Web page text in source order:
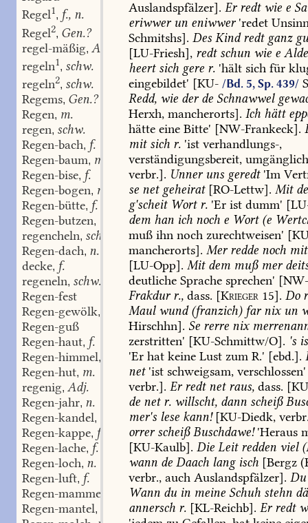
Regel1, f., n.
Regel2, Gen.?
regel-mäßig, Adj.
regeln1, schw.
regeln2, schw.
Regems, Gen.?
Regen, m.
regen, schw.
Regen-bach, f.
Regen-baum, m.
Regen-bise, f.
Regen-bogen, m.
Regen-bütte, f.
Regen-butzen,
regencheln, schw.
Regen-dach, n.
decke, f.
regeneln, schw.
Regen-fest
Regen-gewölk,
Regen-guß
Regen-haut, f.
Regen-himmel,
Regen-hut, m.
regenig, Adj.
Regen-jahr, n.
Regen-kandel,
Regen-kappe, f.
Regen-lache, f.
Regen-loch, n.
Regen-luft, f.
Regen-mamme
Regen-mantel,
Auslandspfälzer]. Erredtwie e
eriwwerun eniwwer'redet
Schmitshs]. Des Kindredtganz
[LU-Friesh], redtschun wie e
heertsich gere r. 'hält sich für
eingebildet' [KU- /Bd. 5, Sp. 439/
Redd, wie derde Schnawwel
Herxh, mancherorts]. Ich hätt
hätte eine Bitte' [NW-Frankeck].
mitsich r. 'ist verhandlungs-,
verständigungsbereit,
verbr.]. Unneruns geredt'Im
se netgeheirat[RO-Lettw]. Mit
g'scheitWortr. 'Er ist dumm' [
dem han ich noch e Wort(e
muß ihn noch zurechtweisen' [
mancherorts]. Merredde noch
[LU-Opp]. Mitdem mußmer
deutliche Sprache sprechen'
Frakdurr., dass. [Krieger 15]. Do
Maulwund(franzich)farnixun
Hirschhn]. Se rerre nix
zerstritten' [KU-Schmittw/O]. 's is
'Er hat keine Lust zum R.' [ebd.].
net'ist schweigsam, verschlossen'
verbr.]. Erredtnetraus, dass. [
de netr. willscht, dann scheiß
mer's lese kann![KU-Diedk,
orrerscheißBuschdawe!'Heraus
[KU-Kaulb]. Die Leitredden viel
wann de Daach langisch [Bergz (
verbr., auch Auslandspfälzer]. Du
Wann du in meine Schuh stehn
annersch r. [KL-Reichb]. Erredt